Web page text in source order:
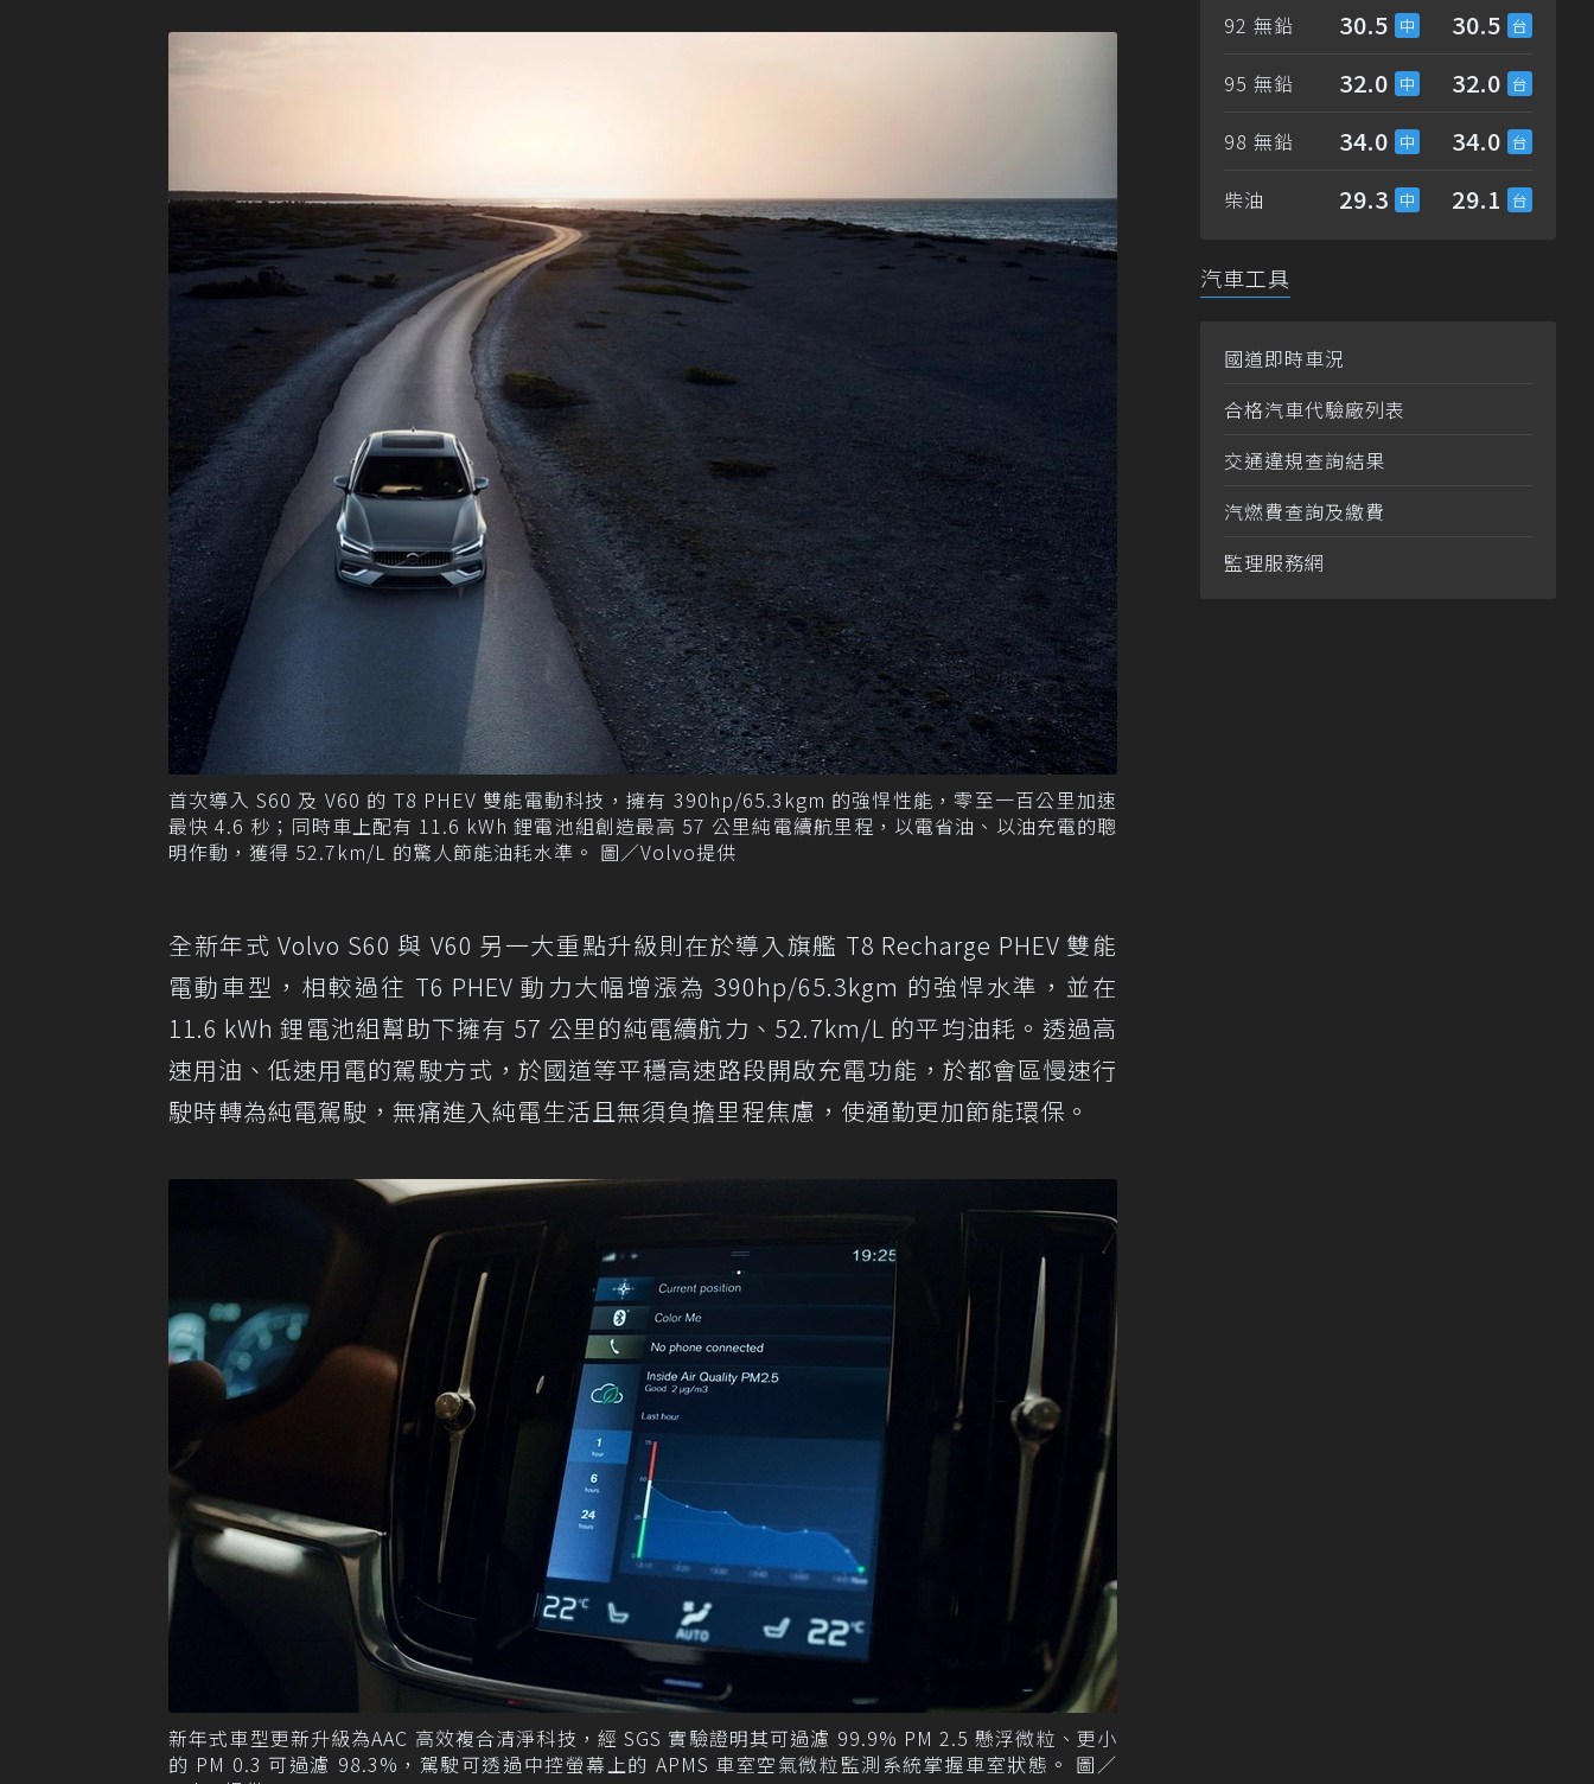
首次導入 S60 及 V60 的 T8 PHEV 雙能電動科技，擁有 390hp/65.3kgm 的強悍性能，零至一百公里加速
最快 4.6 秒；同時車上配有 11.6 kWh 鋰電池組創造最高 57 公里純電續航里程，以電省油、以油充電的聰
明作動，獲得 52.7km/L 的驚人節能油耗水準。 圖／Volvo提供
全新年式 Volvo S60 與 V60 另一大重點升級則在於導入旗艦 T8 Recharge PHEV 雙能
電動車型，相較過往 T6 PHEV 動力大幅增漲為 390hp/65.3kgm 的強悍水準，並在
11.6 kWh 鋰電池組幫助下擁有 57 公里的純電續航力、52.7km/L 的平均油耗。透過高
速用油、低速用電的駕駛方式，於國道等平穩高速路段開啟充電功能，於都會區慢速行
駛時轉為純電駕駛，無痛進入純電生活且無須負擔里程焦慮，使通勤更加節能環保。
新年式車型更新升級為AAC 高效複合清淨科技，經 SGS 實驗證明其可過濾 99.9% PM 2.5 懸浮微粒、更小
的 PM 0.3 可過濾 98.3%，駕駛可透過中控螢幕上的 APMS 車室空氣微粒監測系統掌握車室狀態。 圖／
92 無鉛 30.5 30.5
95 無鉛 32.0 32.0
98 無鉛 34.0 34.0
柴油 29.3 29.1
汽車工具
國道即時車況
合格汽車代驗廠列表
交通違規查詢結果
汽燃費查詢及繳費
監理服務網